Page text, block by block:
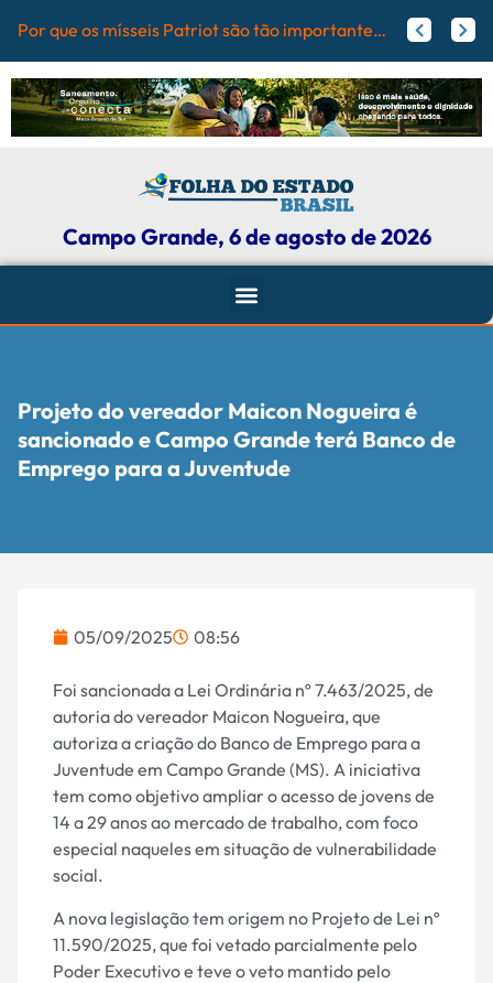
PrefCG e Flamengo pode receber fortuna por Vini Jr.; veja valores
Agressores de mulheres podem ter tornozeleira rosa em Mato Grosso do Sul
Campo Grande, 6 de agosto de 2026
Projeto do vereador Maicon Nogueira é
sancionado e Campo Grande terá Banco de
Emprego para a Juventude
05/09/2025 08:56
Foi sancionada a Lei Ordinária nº 7.463/2025, de
autoria do vereador Maicon Nogueira, que
autoriza a criação do Banco de Emprego para a
Juventude em Campo Grande (MS). A iniciativa
tem como objetivo ampliar o acesso de jovens de
14 a 29 anos ao mercado de trabalho, com foco
especial naqueles em situação de vulnerabilidade
social.
A nova legislação tem origem no Projeto de Lei nº
11.590/2025, que foi vetado parcialmente pelo
Poder Executivo e teve o veto mantido pelo